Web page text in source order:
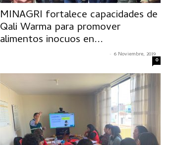
MINAGRI fortalece capacidades de
Qali Warma para promover
alimentos inocuos en...
- 6 Noviembre, 2019
0